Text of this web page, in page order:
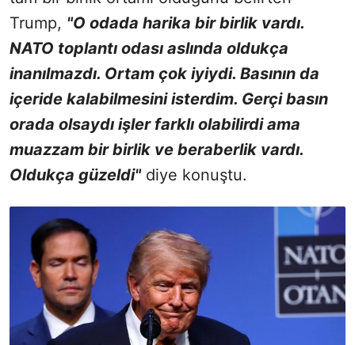
Trump, "O odada harika bir birlik vardı.
NATO toplantı odası aslında oldukça
inanılmazdı. Ortam çok iyiydi. Basının da
içeride kalabilmesini isterdim. Gerçi basın
orada olsaydı işler farklı olabilirdi ama
muazzam bir birlik ve beraberlik vardı.
Oldukça güzeldi"diye konuştu.